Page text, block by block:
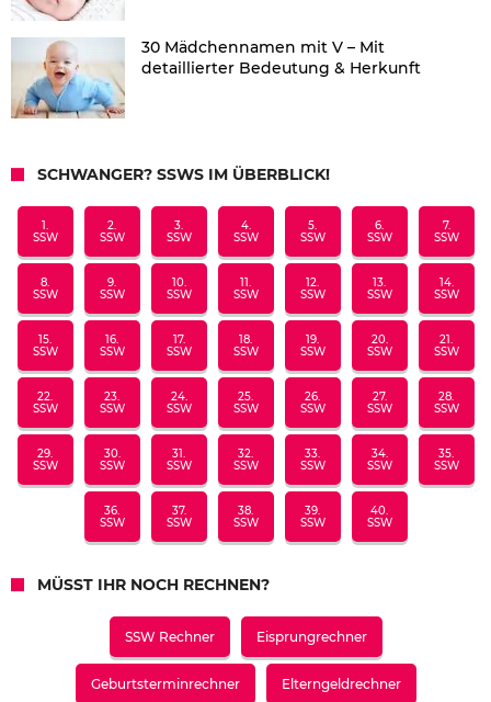
30 Mädchennamen mit V – Mit
detaillierter Bedeutung & Herkunft
SCHWANGER? SSWS IM ÜBERBLICK!
1.
SSW
2.
SSW
3.
SSW
4.
SSW
5.
SSW
6.
SSW
7.
SSW
8.
SSW
9.
SSW
10.
SSW
11.
SSW
12.
SSW
13.
SSW
14.
SSW
15.
SSW
16.
SSW
17.
SSW
18.
SSW
19.
SSW
20.
SSW
21.
SSW
22.
SSW
23.
SSW
24.
SSW
25.
SSW
26.
SSW
27.
SSW
28.
SSW
29.
SSW
30.
SSW
31.
SSW
32.
SSW
33.
SSW
34.
SSW
35.
SSW
36.
SSW
37.
SSW
38.
SSW
39.
SSW
40.
SSW
MÜSST IHR NOCH RECHNEN?
SSW Rechner Eisprungrechner
Geburtsterminrechner Elterngeldrechner